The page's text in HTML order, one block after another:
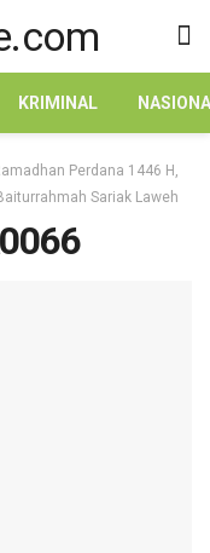
KRIMINAL
Perdana 1446 H,
Sariak Laweh